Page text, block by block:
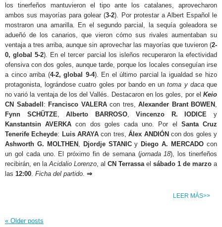
los tinerfeños mantuvieron el tipo ante los catalanes, aprovecharon
ambos sus mayorías para golear (3-2). Por protestar a Albert Español le
mostraron una amarilla. En el segundo parcial, la sequía goleadora se
adueñó de los canarios, que vieron cómo sus rivales aumentaban su
ventaja a tres arriba, aunque sin aprovechar las mayorías que tuvieron (2-
0, global 5-2). En el tercer parcial los isleños recuperaron la efectividad
ofensiva con dos goles, aunque tarde, porque los locales conseguían irse
a cinco arriba (4-2, global 9-4). En el último parcial la igualdad se hizo
protagonista, lográndose cuatro goles por bando en untoma y dacaque
no varió la ventaja de los del Vallés. Destacaron en los goles, por el Keio
CN Sabadell : Francisco VALERAcon tres, Alexander Brant BOWEN ,
Fynn SCHÜTZE,Alberto BARROSO,Vincenzo R. IODICE y
Kanstantsin AVERKAcon dos goles cada uno. Por el Santa Cruz
Tenerife Echeyde: Luis ARAYA con tres,Álex ANDIÓN con dos goles y
Ashworth G. MOLTHEN , Djordje STANICy Diego A. MERCADO con
un gol cada uno. El próximo fin de semana (jornada 18), los tinerfeños
recibirán, en laAcidalio Lorenzo, al CN Terrassael sábado 1 de marzo a
las 12:00. Ficha del partido. ⇒
LEER MÁS>>
« Older posts